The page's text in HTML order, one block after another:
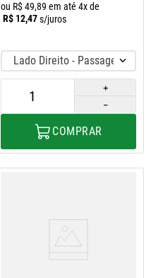
ou R$49,89 em até 4x de
R$ 12,47s/juros
Lado Direito - Passageiro
＋
－
COMPRAR